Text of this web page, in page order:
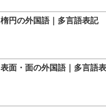
楕円の外国語｜多言語表記
表面・面の外国語｜多言語